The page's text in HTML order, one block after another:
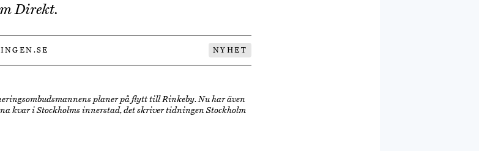
Direkt.
NYHET
planer på flytt till Rinkeby. Nu har även
kvar i Stockholms innerstad, det skriver tidningen Stockholm